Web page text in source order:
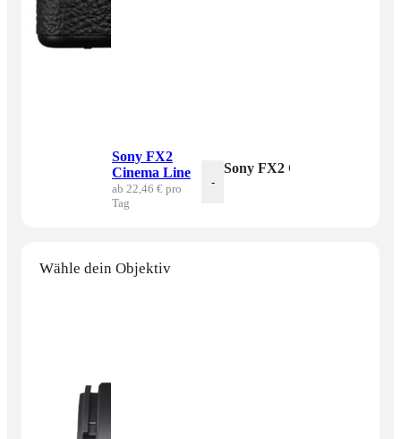
Sony FX2
Cinema Line
ab 22,46 € pro
Tag
-
Sony FX2 Cinema Line
Wähle dein Objektiv